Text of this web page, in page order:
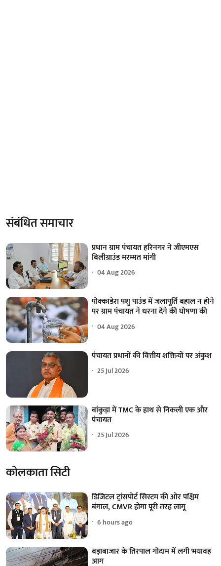
संबंधित समाचार
प्रधान ग्राम पंचायत हरिनगर ने जीएमएस
बिलीग्राउंड मरम्मत मांगी
04 Aug 2026
पोक्काडेरा पशु पाउंड में जलापूर्ति बहाल न होने
पर ग्राम पंचायत ने धरना देने की घोषणा की
04 Aug 2026
पंचायत प्रधानों की वित्तीय शक्तियों पर अंकुश
25 Jul 2026
बांकुड़ा में TMC के हाथ से निकली एक और
पंचायत
25 Jul 2026
कोलकाता सिटी
डिजिटल ट्रांसपोर्ट सिस्टम की ओर पश्चिम
बंगाल, CMVR होगा पूरी तरह लागू
6 hours ago
बड़ाबाजार के तिरपाल गोदाम में लगी भयावह
आग